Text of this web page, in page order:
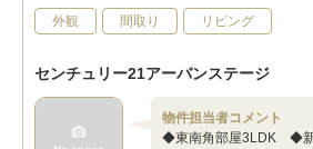
外観 間取り リビング
センチュリー21アーバンステージ
物件担当者コメント
◆東南角部屋3LDK ◆新